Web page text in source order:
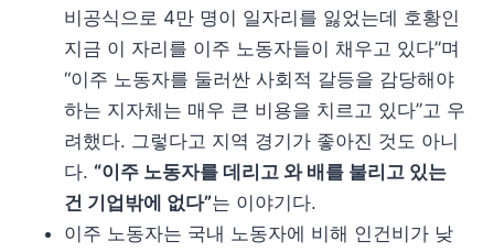
비공식으로 4만 명이 일자리를 잃었는데 호황인
지금 이 자리를 이주 노동자들이 채우고 있다”며
“이주 노동자를 둘러싼 사회적 갈등을 감당해야
하는 지자체는 매우 큰 비용을 치르고 있다”고 우
려했다. 그렇다고 지역 경기가 좋아진 것도 아니
다. “이주 노동자를 데리고 와 배를 불리고 있는
건 기업밖에 없다”는 이야기다.
이주 노동자는 국내 노동자에 비해 인건비가 낮